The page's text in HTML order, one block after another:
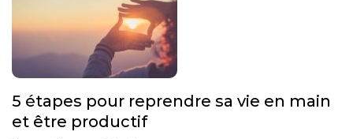
5 étapes pour reprendre sa vie en main
et être productif